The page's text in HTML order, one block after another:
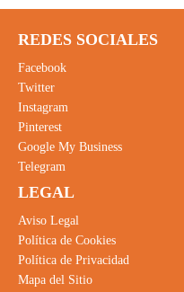
REDES SOCIALES
Facebook
Twitter
Instagram
Pinterest
Google My Business
Telegram
LEGAL
Aviso Legal
Política de Cookies
Política de Privacidad
Mapa del Sitio